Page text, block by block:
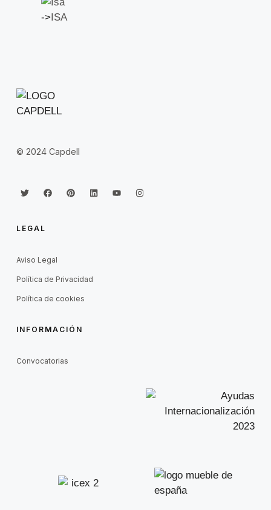
->ISA
© 2024 Capdell
LEGAL
Aviso Legal
Política de Privacidad
Política de cookies
INFORMACIÓN
Convocatorias